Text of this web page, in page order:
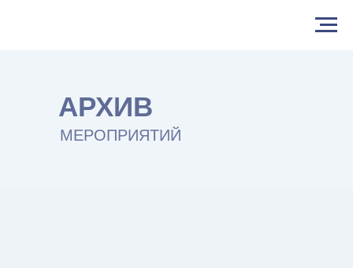
АРХИВ
МЕРОПРИЯТИЙ